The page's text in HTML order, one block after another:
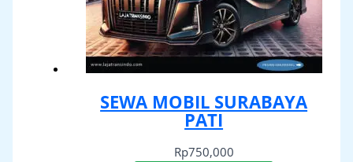
SEWA MOBIL SURABAYA
PATI
Rp750,000